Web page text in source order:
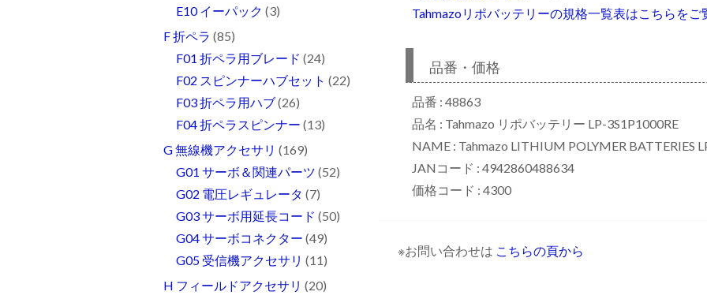
Tahmazoリポバッテリーの規格一覧表はこちらをご
品番・価格
品番 : 48863
品名 : Tahmazo リポバッテリー LP-3S1P1000RE
NAME : Tahmazo LITHIUM POLYMER BATTERIES
JANコード : 4942860488634
価格コード : 4300
※お問い合わせは こちらの頁から
E10 イーパック (3)
F 折ペラ (85)
F01 折ペラ用ブレード (24)
F02 スピンナーハブセット (22)
F03 折ペラ用ハブ(26)
F04 折ペラスピンナー (13)
G 無線機アクセサリ (169)
G01 サーボ＆関連パーツ (52)
G02 電圧レギュレータ (7)
G03 サーボ用延長コード (50)
G04 サーボコネクター (49)
G05 受信機アクセサリ (11)
H フィールドアクセサリ (20)